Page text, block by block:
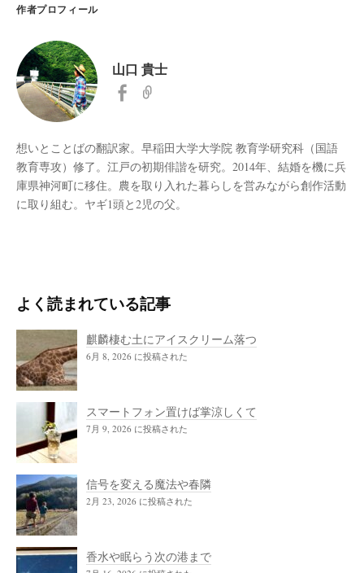
作者プロフィール
山口 貴士
想いとことばの翻訳家。早稲田大学大学院 教育学研究科（国語
教育専攻）修了。江戸の初期俳諧を研究。2014年、結婚を機に兵
庫県神河町に移住。農を取り入れた暮らしを営みながら創作活動
に取り組む。ヤギ1頭と2児の父。
よく読まれている記事
麒麟棲む土にアイスクリーム落つ
6月 8, 2026 に投稿された
スマートフォン置けば掌涼しくて
7月 9, 2026 に投稿された
信号を変える魔法や春隣
2月 23, 2026 に投稿された
香水や眠らう次の港まで